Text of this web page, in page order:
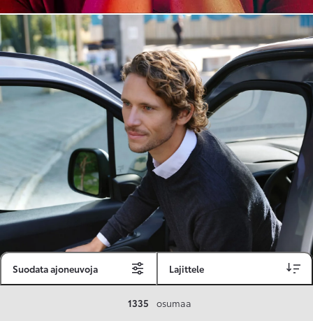
Suodata ajoneuvoja Lajittele
1335 osumaa